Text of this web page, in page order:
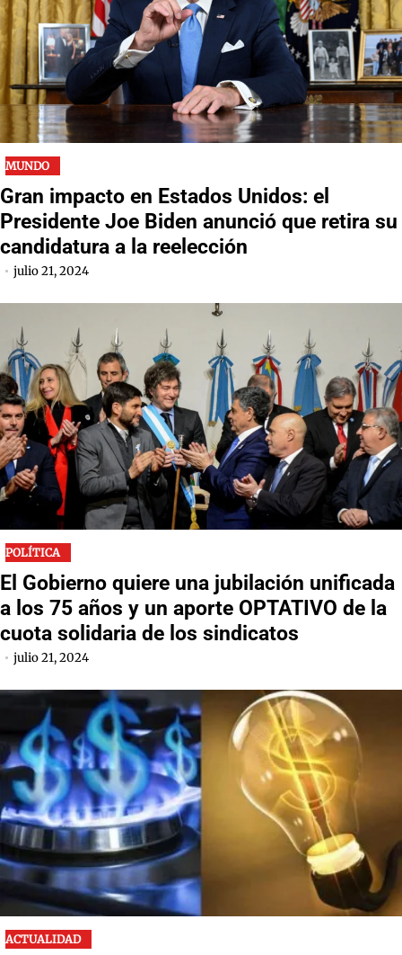
MUNDO
Gran impacto en Estados Unidos: el
Presidente Joe Biden anunció que retira su
candidatura a la reelección
julio 21, 2024
POLÍTICA
El Gobierno quiere una jubilación unificada
a los 75 años y un aporte OPTATIVO de la
cuota solidaria de los sindicatos
julio 21, 2024
ACTUALIDAD